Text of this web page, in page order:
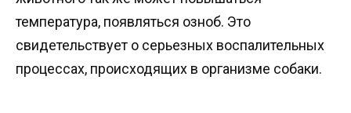
температура, появляться озноб. Это
свидетельствует о серьезных воспалительных
процессах, происходящих в организме собаки.